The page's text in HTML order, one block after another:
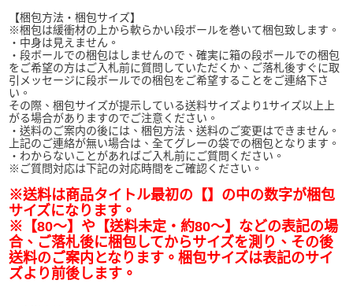
【梱包方法・梱包サイズ】
※梱包は緩衝材の上から軟らかい段ボールを巻いて梱包致します。
・中身は見えません。
・段ボールでの梱包はしませんので、確実に箱の段ボールでの梱包
をご希望の方はご入札前に質問していただくか、ご落札後すぐに取
引メッセージに段ボールでの梱包をご希望することをご連絡下さ
い。
その際、梱包サイズが提示している送料サイズより1サイズ以上上
がる場合がありますのでご注意ください。
・送料のご案内の後には、梱包方法、送料のご変更はできません。
上記のご連絡が無い場合は、全てグレーの袋での梱包となります。
・わからないことがあればご入札前にご質問ください。
※ご質問対応は下記の対応時間をご確認ください。
※送料は商品タイトル最初の【】の中の数字が梱包
サイズになります。
※【80～】や【送料未定・約80～】などの表記の場
合、ご落札後に梱包してからサイズを測り、その後
送料のご案内となります。梱包サイズは表記のサイ
ズより前後します。